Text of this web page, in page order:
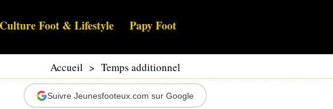
Culture Foot & Lifestyle Papy Foot
Accueil > Temps additionnel
Suivre Jeunesfooteux.com sur Google